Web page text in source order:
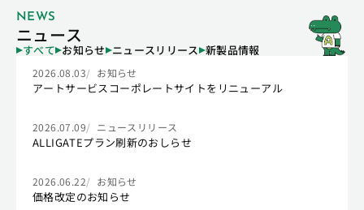
NEWS
ニュース
すべて お知らせ ニュースリリース 新製品情報
2026.08.03 お知らせ
アートサービスコーポレートサイトをリニューアル
2026.07.09 ニュースリリース
ALLIGATEプラン刷新のおしらせ
2026.06.22 お知らせ
価格改定のお知らせ